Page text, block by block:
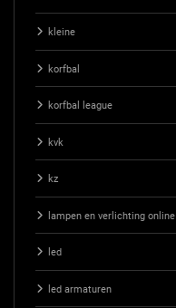
kleine
korfbal
korfbal league
kvk
kz
lampen en verlichting online
led
led armaturen